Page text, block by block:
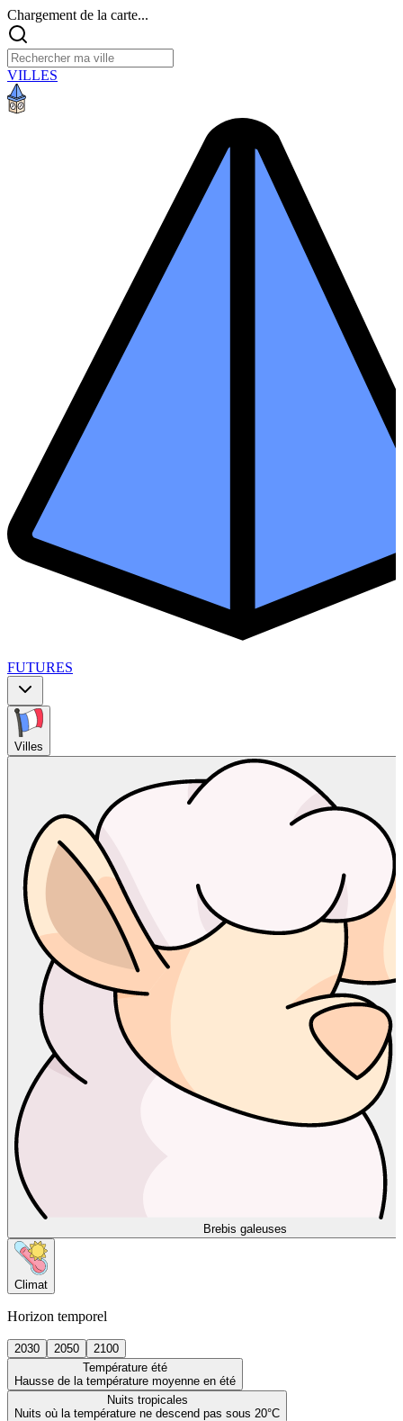
Chargement de la carte...
VILLES
FUTURES
Villes
Brebis galeuses
Climat
Horizon temporel
2030 2050
2100
Température été
Hausse de la température moyenne en été
Nuits tropicales
Nuits où la température ne descend pas sous 20°C